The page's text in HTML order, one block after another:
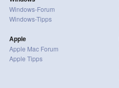
Windows-Forum
Windows-Tipps
Apple
Apple Mac Forum
Apple Tipps